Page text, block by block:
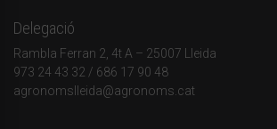
Delegació
Rambla Ferran 2, 4t A – 25007 Lleida
973 24 43 32 / 686 17 90 48
agronomslleida@agronoms.cat